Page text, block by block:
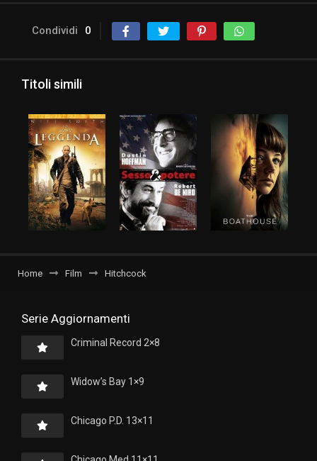
Condividi 0
Titoli simili
Home Film Hitchcock
Serie Aggiornamenti
Criminal Record 2×8
Widow’s Bay 1×9
Chicago P.D. 13×11